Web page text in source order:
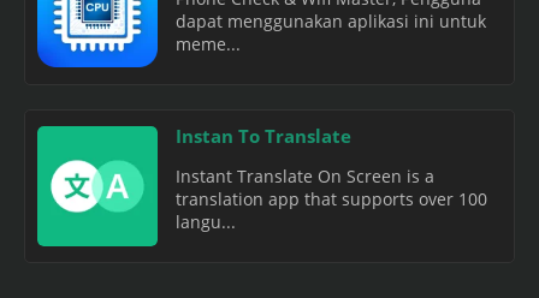
dapat menggunakan aplikasi ini untuk
meme...
Instan To Translate
Instant Translate On Screen is a
translation app that supports over 100
langu...